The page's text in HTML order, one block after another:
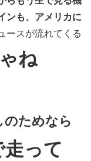
ンも、アメリカに
ースが流れてくる
ね
のためなら
って